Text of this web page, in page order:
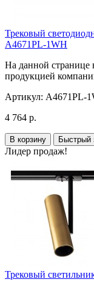
Трековый
A4671PL-1WH
На данной странице
продукцией
Артикул: A4671PL-
4 764 р.
В корзину Быстрый
Лидер продаж!
Трековый